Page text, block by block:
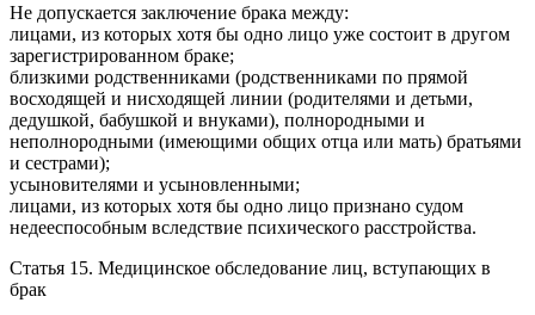
Не допускается заключение брака между:
лицами, из которых хотя бы одно лицо уже состоит в другом
зарегистрированном браке;
близкими родственниками (родственниками по прямой
восходящей и нисходящей линии (родителями и детьми,
дедушкой, бабушкой и внуками), полнородными и
неполнородными (имеющими общих отца или мать) братьями
и сестрами);
усыновителями и усыновленными;
лицами, из которых хотя бы одно лицо признано судом
недееспособным вследствие психического расстройства.
Статья 15. Медицинское обследование лиц, вступающих в
брак